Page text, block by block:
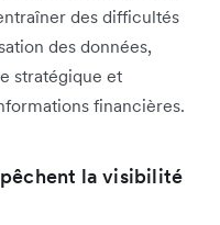
des difficultés
des données,
stratégique et
financières.
la visibilité